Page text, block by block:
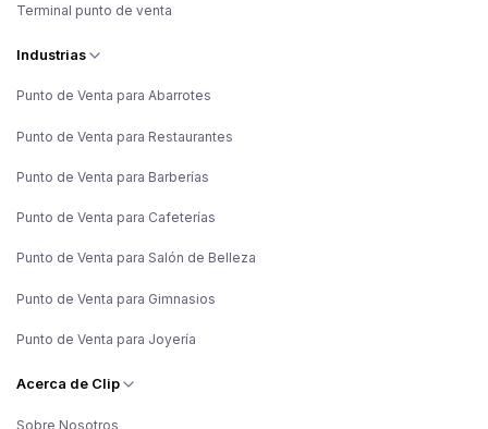
Terminal punto de venta
Industrias
Punto de Venta para Abarrotes
Punto de Venta para Restaurantes
Punto de Venta para Barberías
Punto de Venta para Cafeterías
Punto de Venta para Salón de Belleza
Punto de Venta para Gimnasios
Punto de Venta para Joyería
Acerca de Clip
Sobre Nosotros